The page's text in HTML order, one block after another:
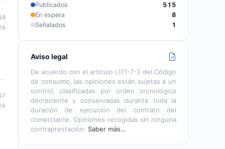
Publicados
515
En espera
8
Señalados
1
Aviso legal
De acuerdo con el artículo L111-7-2 del Código
de consumo, las opiniones están sujetas a un
control, clasificadas por orden cronológico
decreciente y conservadas durante toda la
duración de ejecución del contrato del
comerciante. Opiniones recogidas sin ninguna
contraprestación. Saber más…